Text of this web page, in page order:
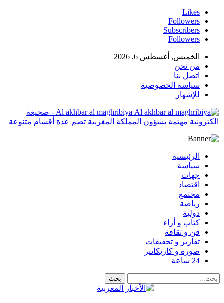
Likes
Followers
Subscribers
Followers
الخميس, أغسطس 6, 2026
من نحن
اتصل بنا
سياسة الخصوصية
للإشهار
Al akhbar al maghribiya - صحيغة
الكترونية مهتمة بشؤون المملكة المغربية تضم عدة أقسام متنوعة
الرئيسية
سياسة
جهات
اقتصاد
مجتمع
رياصة
دولية
كتاب و أراء
فن و ثقافة
تقارير و تحقيقات
صورة و كاريكاتير
24 ساعة